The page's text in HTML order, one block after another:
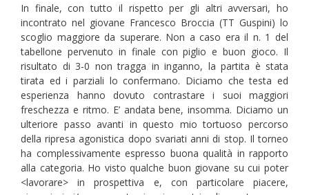
In finale, con tutto il rispetto per gli altri avversari, ho
incontrato nel giovane Francesco Broccia (TT Guspini) lo
scoglio maggiore da superare. Non a caso era il n. 1 del
tabellone pervenuto in finale con piglio e buon gioco. Il
risultato di 3-0 non tragga in inganno, la partita è stata
tirata ed i parziali lo confermano. Diciamo che testa ed
esperienza hanno dovuto contrastare i suoi maggiori
freschezza e ritmo. E’ andata bene, insomma. Diciamo un
ulteriore passo avanti in questo mio tortuoso percorso
della ripresa agonistica dopo svariati anni di stop. Il torneo
ha complessivamente espresso buona qualità in rapporto
alla categoria. Ho visto qualche buon giovane su cui poter
<lavorare> in prospettiva e, con particolare piacere,